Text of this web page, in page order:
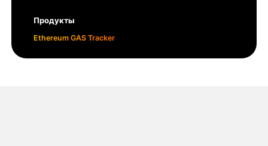
Продукты
Ethereum GAS Tracker